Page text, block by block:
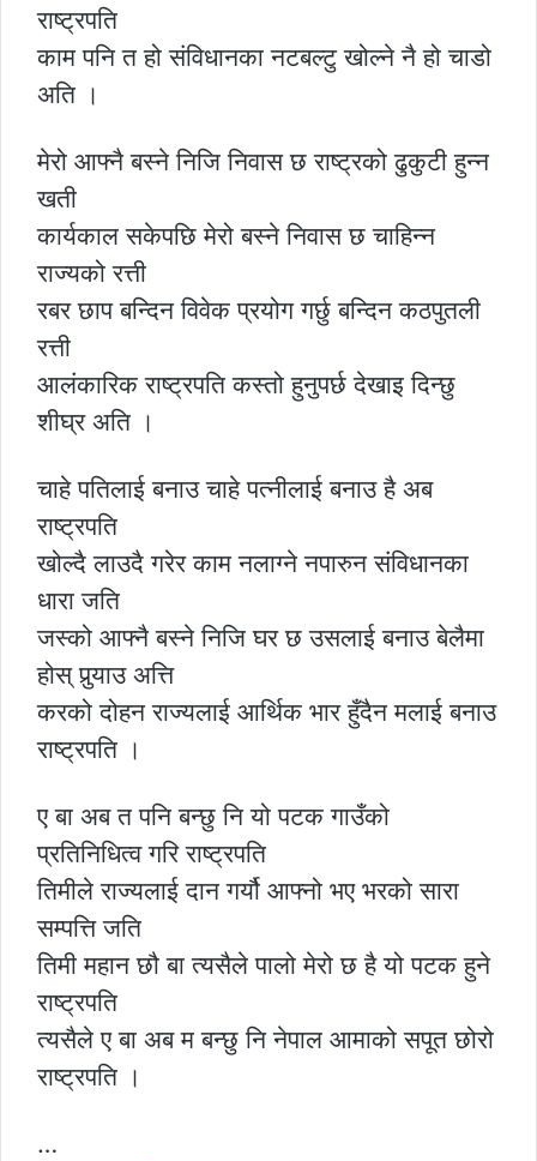
राष्ट्रपति
काम पनि त हो संविधानका नटबल्टु खोल्ने नै हो चाडो
अति ।
मेरो आफ्नै बस्ने निजि निवास छ राष्ट्रको ढुकुटी हुन्न
खती
कार्यकाल सकेपछि मेरो बस्ने निवास छ चाहिन्न
राज्यको रत्ती
रबर छाप बन्दिन विवेक प्रयोग गर्छु बन्दिन कठपुतली
रत्ती
आलंकारिक राष्ट्रपति कस्तो हुनुपर्छ देखाइ दिन्छु
शीघ्र अति ।
चाहे पतिलाई बनाउ चाहे पत्नीलाई बनाउ है अब
राष्ट्रपति
खोल्दै लाउदै गरेर काम नलाग्ने नपारुन संविधानका
धारा जति
जस्को आफ्नै बस्ने निजि घर छ उसलाई बनाउ बेलैमा
होस् पुर्‍याउ अत्ति
करको दोहन राज्यलाई आर्थिक भार हुँदैन मलाई बनाउ
राष्ट्रपति ।
ए बा अब त पनि बन्छु नि यो पटक गाउँको
प्रतिनिधित्व गरि राष्ट्रपति
तिमीले राज्यलाई दान गर्यौ आफ्नो भए भरको सारा
सम्पत्ति जति
तिमी महान छौ बा त्यसैले पालो मेरो छ है यो पटक हुने
राष्ट्रपति
त्यसैले ए बा अब म बन्छु नि नेपाल आमाको सपूत छोरो
राष्ट्रपति ।
…